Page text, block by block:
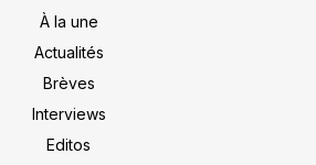
À la une
Actualités
Brèves
Interviews
Editos